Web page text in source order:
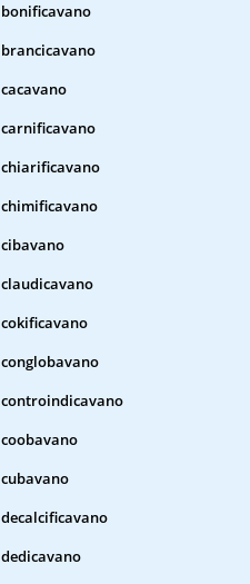
bonificavano
brancicavano
cacavano
carnificavano
chiarificavano
chimificavano
cibavano
claudicavano
cokificavano
conglobavano
controindicavano
coobavano
cubavano
decalcificavano
dedicavano